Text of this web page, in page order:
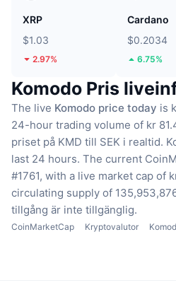
XRP
$1.03
2.97%
Cardano
$0.2034
6.75%
Komodo Pris
The live Komodo price today is
24-hour trading volume of kr
priset på KMD till SEK i realtid.
last 24 hours. The current
#1761, with a live market cap of
circulating supply of
tillgång är inte tillgänglig.
CoinMarketCap Kryptovalutor